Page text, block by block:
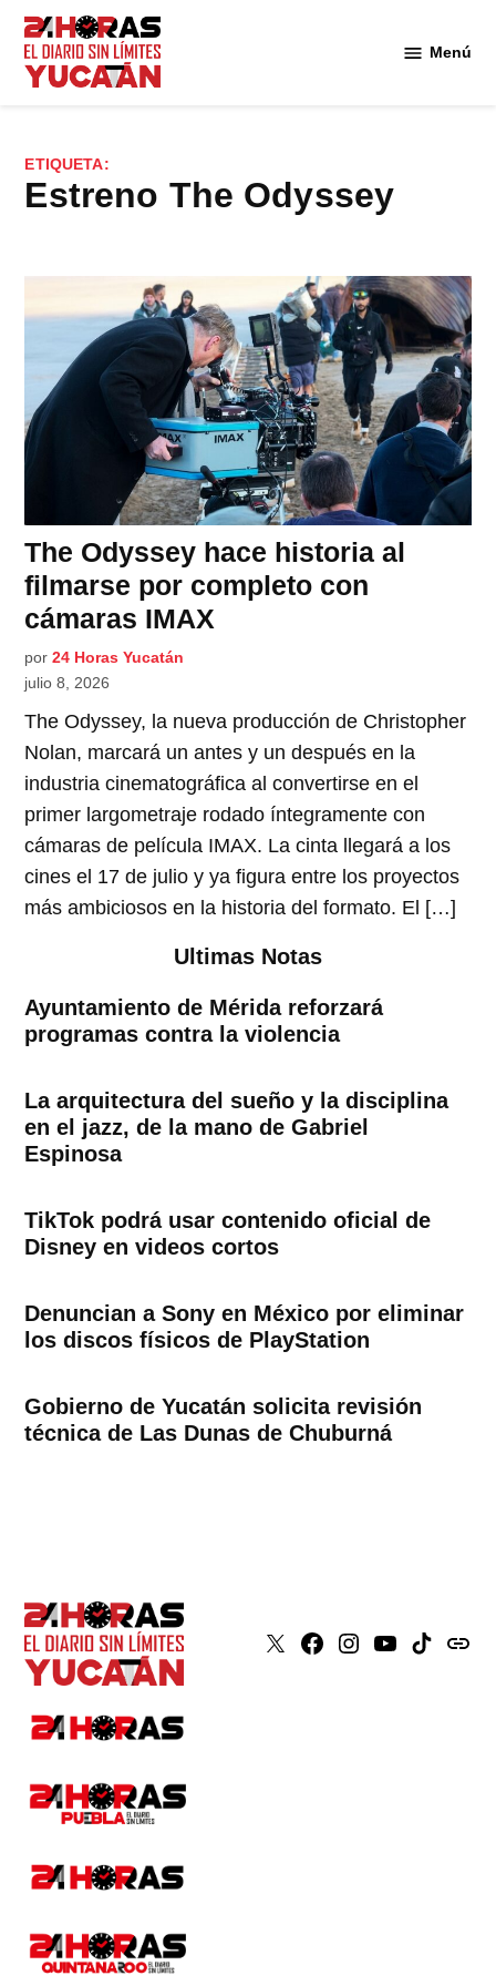
Saltar
contenido
Menú
ETIQUETA:
estreno The Odyssey
The Odyssey hace historia al
filmarse por completo con
cámaras IMAX
por 24 Horas Yucatán
julio 8, 2026
The Odyssey, la nueva producción de Christopher
Nolan, marcará un antes y un después en la
industria cinematográfica al convertirse en el
primer largometraje rodado íntegramente con
cámaras de película IMAX. La cinta llegará a los
cines el 17 de julio y ya figura entre los proyectos
más ambiciosos en la historia del formato. El […]
Ultimas Notas
Ayuntamiento de Mérida reforzará
programas contra la violencia
La arquitectura del sueño y la disciplina
en el jazz, de la mano de Gabriel
Espinosa
TikTok podrá usar contenido oficial de
Disney en videos cortos
Denuncian a Sony en México por eliminar
los discos físicos de PlayStation
Gobierno de Yucatán solicita revisión
técnica de Las Dunas de Chuburná
X Faceboook
Instagram
YoutubeTiktokissuu